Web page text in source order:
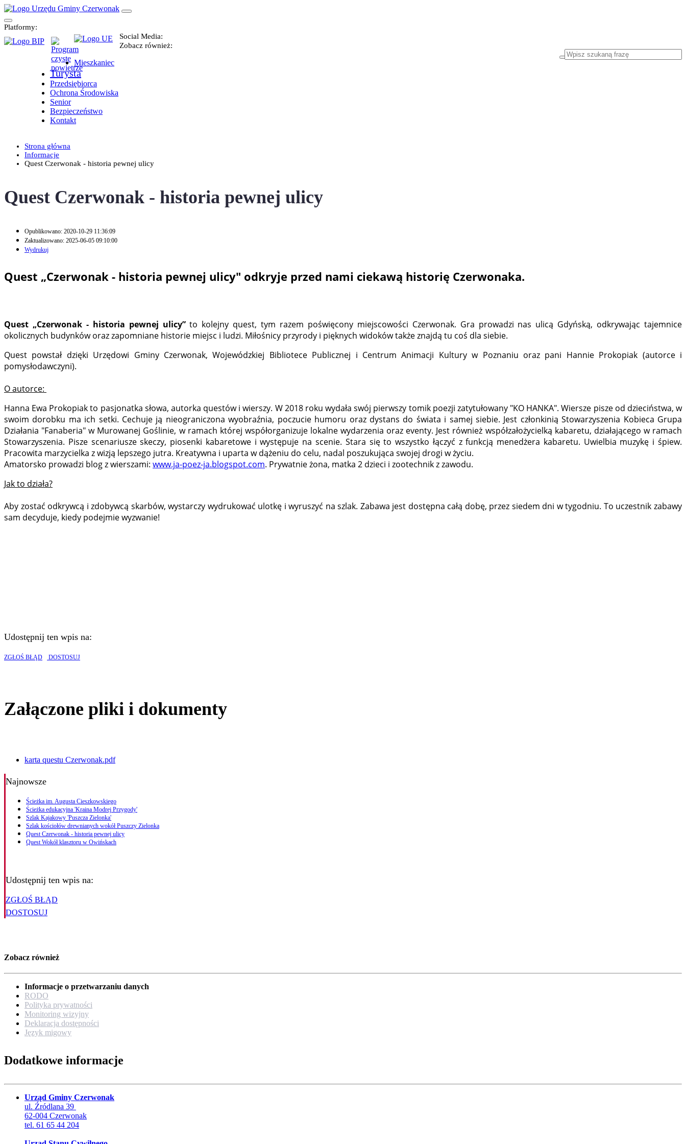
Platformy:
Social Media:
Zobacz również:
Mieszkaniec
Turysta
Przedsiębiorca
Ochrona Środowiska
Senior
Bezpieczeństwo
Kontakt
Strona główna
Informacje
Quest Czerwonak - historia pewnej ulicy
Quest Czerwonak - historia pewnej ulicy
Opublikowano: 2020-10-29 11:36:09
Zaktualizowano: 2025-06-05 09:10:00
Wydrukuj
Quest „Czerwonak - historia pewnej ulicy" odkryje przed nami ciekawą historię Czerwonaka.
Quest „Czerwonak - historia pewnej ulicy”to kolejny quest, tym razem poświęcony miejscowości Czerwonak. Gra prowadzi nas ulicą Gdyńską, odkrywając tajemnice
okolicznych budynków oraz zapomniane historie miejsc i ludzi. Miłośnicy przyrody i pięknych widoków także znajdą tu coś dla siebie.
Quest powstał dzięki Urzędowi Gminy Czerwonak, Wojewódzkiej Bibliotece Publicznej i Centrum Animacji Kultury w Poznaniu oraz pani Hannie Prokopiak (autorce i
pomysłodawczyni).
O autorce:
Hanna Ewa Prokopiak to pasjonatka słowa, autorka questów i wierszy. W 2018 roku wydała swój pierwszy tomik poezji zatytułowany "KO HANKA". Wiersze pisze od dzieciństwa, w
swoim dorobku ma ich setki. Cechuje ją nieograniczona wyobraźnia, poczucie humoru oraz dystans do świata i samej siebie. Jest członkinią Stowarzyszenia Kobieca Grupa
Działania "Fanaberia" w Murowanej Goślinie, w ramach której współorganizuje lokalne wydarzenia oraz eventy. Jest również współzałożycielką kabaretu, działającego w ramach
Stowarzyszenia. Pisze scenariusze skeczy, piosenki kabaretowe i występuje na scenie. Stara się to wszystko łączyć z funkcją menedżera kabaretu. Uwielbia muzykę i śpiew.
Pracowita marzycielka z wizją lepszego jutra. Kreatywna i uparta w dążeniu do celu, nadal poszukująca swojej drogi w życiu.
Amatorsko prowadzi blog z wierszami: www.ja-poez-ja.blogspot.com. Prywatnie żona, matka 2 dzieci i zootechnik z zawodu.
Jak to działa?
Aby zostać odkrywcą i zdobywcą skarbów, wystarczy wydrukować ulotkę i wyruszyć na szlak. Zabawa jest dostępna całą dobę, przez siedem dni w tygodniu. To uczestnik zabawy
sam decyduje, kiedy podejmie wyzwanie!
Udostępnij ten wpis na:
ZGŁOŚ BŁĄD DOSTOSUJ
Załączone pliki i dokumenty
karta questu Czerwonak.pdf
Najnowsze
Ścieżka im. Augusta Cieszkowskiego
Ścieżka edukacyjna 'Kraina Modrej Przygody'
Szlak Kajakowy 'Puszcza Zielonka'
Szlak kościołów drewnianych wokół Puszczy Zielonka
Quest Czerwonak - historia pewnej ulicy
Quest Wokół klasztoru w Owińskach
Udostępnij ten wpis na:
ZGŁOŚ BŁĄD
DOSTOSUJ
Zobacz również
Informacje o przetwarzaniu danych
RODO
Polityka prywatności
Monitoring wizyjny
Deklaracja dostępności
Język migowy
Dodatkowe informacje
Urząd Gminy Czerwonak
ul. Źródlana 39
62-004 Czerwonak
tel. 61 65 44 204